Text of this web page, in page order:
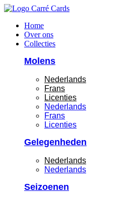
Ga
inhoud
Home
Over ons
Collecties
Molens
Nederlands
Frans
Licenties
Nederlands
Frans
Licenties
Gelegenheden
Nederlands
Nederlands
Seizoenen